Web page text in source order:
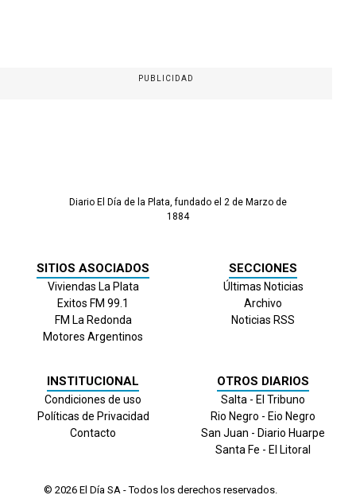
PUBLICIDAD
Diario El Día de la Plata, fundado el 2 de Marzo de
1884
SITIOS ASOCIADOS
Viviendas La Plata
Exitos FM 99.1
FM La Redonda
Motores Argentinos
SECCIONES
Últimas Noticias
Archivo
Noticias RSS
INSTITUCIONAL
Condiciones de uso
Políticas de Privacidad
Contacto
OTROS DIARIOS
Salta - El Tribuno
Rio Negro - Eio Negro
San Juan - Diario Huarpe
Santa Fe - El Litoral
© 2026 El Día SA - Todos los derechos reservados.